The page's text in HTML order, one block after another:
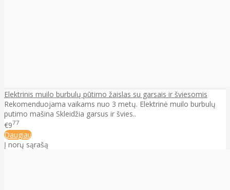
Elektrinis muilo burbulų pūtimo žaislas su garsais ir šviesomis
Rekomenduojama vaikams nuo 3 metų. Elektrinė muilo burbulų
putimo mašina Skleidžia garsus ir švies..
€977
Daugiau
Į norų sąrašą